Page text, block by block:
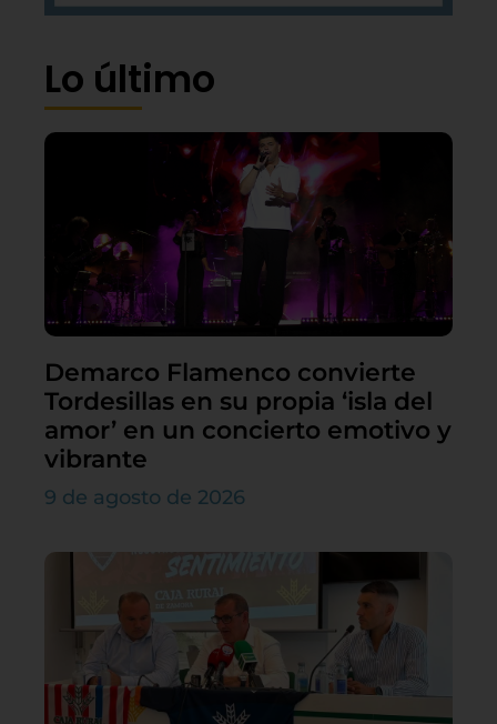
Lo último
Demarco Flamenco convierte
Tordesillas en su propia ‘isla del
amor’ en un concierto emotivo y
vibrante
9 de agosto de 2026